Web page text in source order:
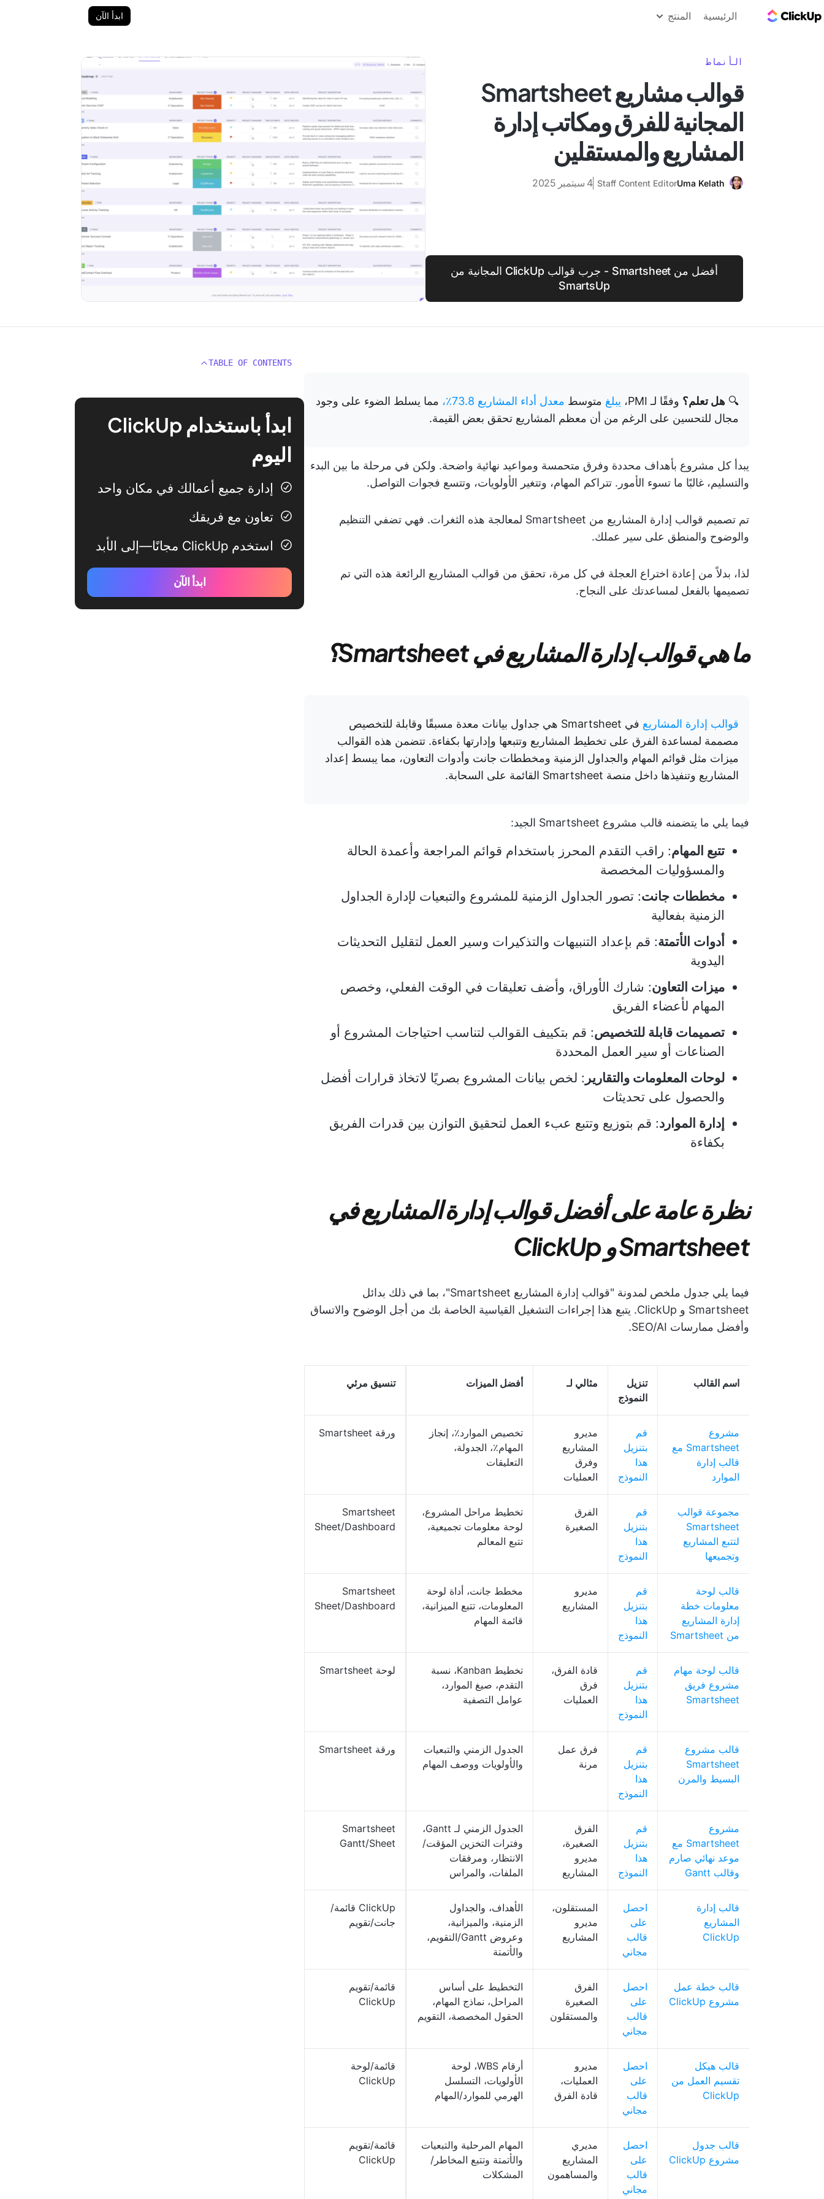
الرئيسية المنتج ابدأ الآن
الأنماط
قوالب مشاريع Smartsheet
المجانية للفرق ومكاتب إدارة
المشاريع والمستقلين
Uma Kelath
Staff Content Editor 4 سبتمبر 2025
أفضل من Smartsheet - جرب قوالب ClickUp المجانية من
SmartsUp
🔍 هل تعلم؟ وفقًا لـ PMI، يبلغ متوسط معدل أداء المشاريع 73.8٪،
مما يسلط الضوء على وجود
مجال للتحسين على الرغم من أن معظم المشاريع تحقق بعض القيمة.
يبدأ كل مشروع بأهداف محددة وفرق متحمسة ومواعيد نهائية واضحة. ولكن في مرحلة ما بين البدء
والتسليم، غالبًا ما تسوء الأمور. تتراكم المهام، وتتغير الأولويات، وتتسع فجوات التواصل.
تم تصميم قوالب إدارة المشاريع من Smartsheet لمعالجة هذه الثغرات. فهي تضفي التنظيم
والوضوح والمنطق على سير عملك.
لذا، بدلاً من إعادة اختراع العجلة في كل مرة، تحقق من قوالب المشاريع الرائعة هذه التي تم
تصميمها بالفعل لمساعدتك على النجاح.
ما هي قوالب إدارة المشاريع في Smartsheet؟
قوالب إدارة المشاريع
في Smartsheet هي جداول بيانات معدة مسبقًا وقابلة للتخصيص
مصممة لمساعدة الفرق على تخطيط المشاريع وتتبعها وإدارتها بكفاءة. تتضمن هذه القوالب
ميزات مثل قوائم المهام والجداول الزمنية ومخططات جانت وأدوات التعاون، مما يبسط إعداد
المشاريع وتنفيذها داخل منصة Smartsheet القائمة على السحابة.
فيما يلي ما يتضمنه قالب مشروع Smartsheet الجيد:
تتبع المهام: راقب التقدم المحرز باستخدام قوائم المراجعة وأعمدة الحالة
والمسؤوليات المخصصة
مخططات جانت: تصور الجداول الزمنية للمشروع والتبعيات لإدارة الجداول
الزمنية بفعالية
أدوات الأتمتة: قم بإعداد التنبيهات والتذكيرات وسير العمل لتقليل التحديثات
اليدوية
ميزات التعاون: شارك الأوراق، وأضف تعليقات في الوقت الفعلي، وخصص
المهام لأعضاء الفريق
تصميمات قابلة للتخصيص: قم بتكييف القوالب لتناسب احتياجات المشروع أو
الصناعات أو سير العمل المحددة
لوحات المعلومات والتقارير : لخص بيانات المشروع بصريًا لاتخاذ قرارات أفضل
والحصول على تحديثات
إدارة الموارد: قم بتوزيع وتتبع عبء العمل لتحقيق التوازن بين قدرات الفريق
بكفاءة
نظرة عامة على أفضل قوالب إدارة المشاريع في
Smartsheet و ClickUp
فيما يلي جدول ملخص لمدونة "قوالب إدارة المشاريع Smartsheet"، بما في ذلك بدائل
Smartsheet و ClickUp. يتبع هذا إجراءات التشغيل القياسية الخاصة بك من أجل الوضوح والاتساق
وأفضل ممارسات SEO/AI.
اسم القالب
تنزيل
النموذج
مثالي لـ أفضل الميزات تنسيق مرئي
مشروع
Smartsheet مع
قالب إدارة
الموارد
قم
بتنزيل
هذا
النموذج
مديرو
المشاريع
وفرق
العمليات
تخصيص الموارد٪، إنجاز
المهام٪، الجدولة،
التعليقات
ورقة Smartsheet
مجموعة قوالب
Smartsheet
لتتبع المشاريع
وتجميعها
قم
بتنزيل
هذا
النموذج
الفرق
الصغيرة
تخطيط مراحل المشروع،
لوحة معلومات تجميعية،
تتبع المعالم
Smartsheet
Sheet/Dashboard
قالب لوحة
معلومات خطة
إدارة المشاريع
من Smartsheet
قم
بتنزيل
هذا
النموذج
مديرو
المشاريع
مخطط جانت، أداة لوحة
المعلومات، تتبع الميزانية،
قائمة المهام
Smartsheet
Sheet/Dashboard
قالب لوحة مهام
مشروع فريق
Smartsheet
قم
بتنزيل
هذا
النموذج
قادة الفرق،
فرق
العمليات
تخطيط Kanban، نسبة
التقدم، صيغ الموارد،
عوامل التصفية
لوحة Smartsheet
قالب مشروع
Smartsheet
البسيط والمرن
قم
بتنزيل
هذا
النموذج
فرق عمل
مرنة
الجدول الزمني والتبعيات
والأولويات ووصف المهام
ورقة Smartsheet
مشروع
Smartsheet مع
موعد نهائي صارم
وقالب Gantt
قم
بتنزيل
هذا
النموذج
الفرق
الصغيرة،
مديرو
المشاريع
الجدول الزمني لـ Gantt،
وفترات التخزين المؤقت/
الانتظار، ومرفقات
الملفات، والمراس
Smartsheet
Gantt/Sheet
قالب إدارة
المشاريع
ClickUp
احصل
على
قالب
مجاني
المستقلون،
مديرو
المشاريع
الأهداف، والجداول
الزمنية، والميزانية،
وعروض Gantt/التقويم،
والأتمتة
ClickUp قائمة/
جانت/تقويم
قالب خطة عمل
مشروع ClickUp
احصل
على
قالب
مجاني
الفرق
الصغيرة
والمستقلون
التخطيط على أساس
المراحل، نماذج المهام،
الحقول المخصصة، التقويم
قائمة/تقويم
ClickUp
قالب هيكل
تقسيم العمل من
ClickUp
احصل
على
قالب
مجاني
مديرو
العمليات،
قادة الفرق
أرقام WBS، لوحة
الأولويات، التسلسل
الهرمي للموارد/المهام
قائمة/لوحة
ClickUp
قالب جدول
مشروع ClickUp
احصل
على
قالب
مجاني
مديري
المشاريع
والمساهمون
المهام المرحلية والتبعيات
والأتمتة وتتبع المخاطر/
المشكلات
قائمة/تقويم
ClickUp
TABLE OF CONTENTS
ابدأ باستخدام ClickUp
اليوم
إدارة جميع أعمالك في مكان واحد
تعاون مع فريقك
استخدم ClickUp مجانًا—إلى الأبد
ابدأ الآن